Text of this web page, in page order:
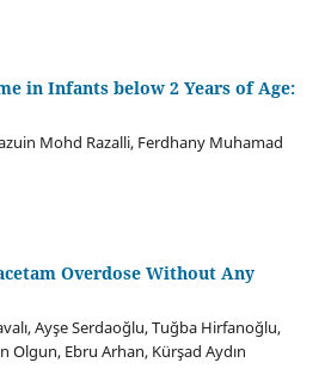
in Infants below 2 Years of Age:
Mohd Razalli, Ferdhany Muhamad
Overdose Without Any
Ayşe Serdaoğlu, Tuğba Hirfanoğlu,
Olgun, Ebru Arhan, Kürşad Aydın